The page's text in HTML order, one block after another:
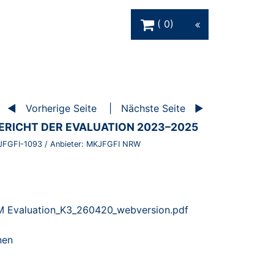
0
Vorherige Seite Nächste Seite
DER EVALUATION 2023–2025
1093 / Anbieter: MKJFGFI NRW
Evaluation_K3_260420_webversion.pdf